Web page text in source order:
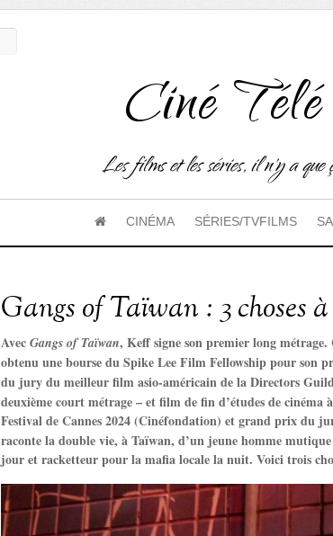
Ciné
Les films et les séries, il n'y a
CINÉMA SÉRIES/TVFILMS
Gangs of Taïwan : 3 choses
Avec Gangs of Taïwan, Keff signe son premier long
obtenu une bourse du Spike Lee Film Fellowship pour son
du jury du meilleur film asio-américain de la Directors
deuxième court métrage – et film de fin d’études de
Festival de Cannes 2024 (Cinéfondation) et grand prix du
raconte la double vie, à Taïwan, d’un jeune homme
jour et racketteur pour la mafia locale la nuit. Voici trois